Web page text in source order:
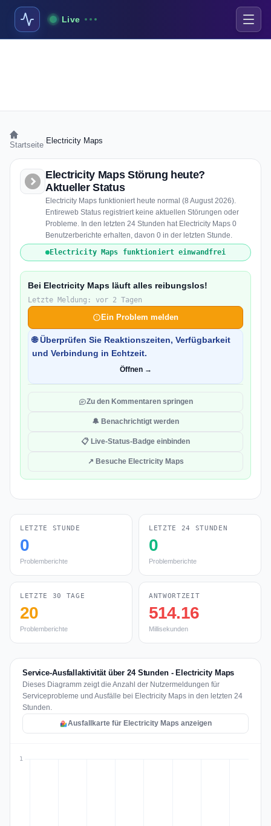
Live
Startseite Electricity Maps
Electricity Maps Störung heute?
Aktueller Status
Electricity Maps funktioniert heute normal (8 August 2026).
Entireweb Status registriert keine aktuellen Störungen oder
Probleme. In den letzten 24 Stunden hat Electricity Maps 0
Benutzerberichte erhalten, davon 0 in der letzten Stunde.
Electricity Maps funktioniert einwandfrei
Bei Electricity Maps läuft alles reibungslos!
Letzte Meldung: vor 2 Tagen
Ein Problem melden
🌐 Überprüfen Sie Reaktionszeiten, Verfügbarkeit
und Verbindung in Echtzeit.
Öffnen →
Zu den Kommentaren springen
🔔 Benachrichtigt werden
📋 Live-Status-Badge einbinden
↗ Besuche Electricity Maps
LETZTE STUNDE
0
Problemberichte
LETZTE 24 STUNDEN
0
Problemberichte
LETZTE 30 TAGE
20
Problemberichte
ANTWORTZEIT
514.16
Millisekunden
Service-Ausfallaktivität über 24 Stunden - Electricity Maps
Dieses Diagramm zeigt die Anzahl der Nutzermeldungen für
Serviceprobleme und Ausfälle bei Electricity Maps in den letzten 24
Stunden.
Ausfallkarte für Electricity Maps anzeigen